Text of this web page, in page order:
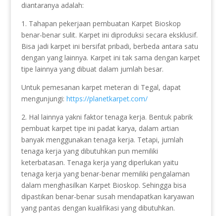
diantaranya adalah:
1. Tahapan pekerjaan pembuatan Karpet Bioskop
benar-benar sulit. Karpet ini diproduksi secara eksklusif.
Bisa jadi karpet ini bersifat pribadi, berbeda antara satu
dengan yang lainnya. Karpet ini tak sama dengan karpet
tipe lainnya yang dibuat dalam jumlah besar.
Untuk pemesanan karpet meteran di Tegal, dapat
mengunjungi: https://planetkarpet.com/
2. Hal lainnya yakni faktor tenaga kerja. Bentuk pabrik
pembuat karpet tipe ini padat karya, dalam artian
banyak menggunakan tenaga kerja. Tetapi, jumlah
tenaga kerja yang dibutuhkan pun memiliki
keterbatasan. Tenaga kerja yang diperlukan yaitu
tenaga kerja yang benar-benar memiliki pengalaman
dalam menghasilkan Karpet Bioskop. Sehingga bisa
dipastikan benar-benar susah mendapatkan karyawan
yang pantas dengan kualifikasi yang dibutuhkan.